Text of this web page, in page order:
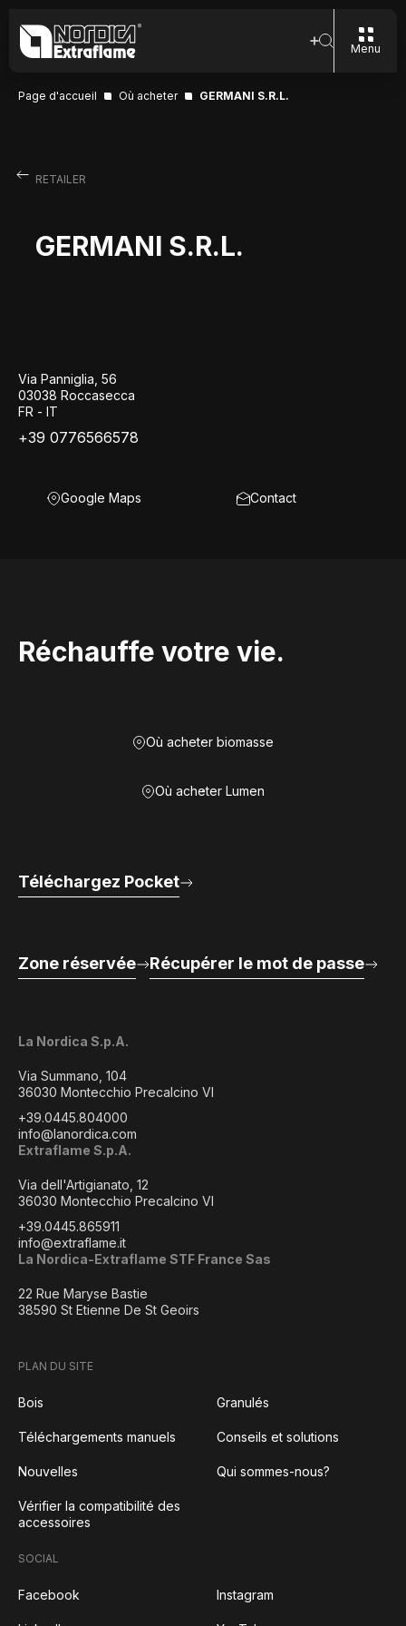
Menu
Page d'accueil Où acheter GERMANI S.R.L.
RETAILER
GERMANI S.R.L.
Via Panniglia, 56
03038 Roccasecca
FR - IT
+39 0776566578
Google Maps Contact
Réchauffe votre vie.
Où acheter biomasse
Où acheter Lumen
La Nordica S.p.A.
Via Summano, 104
36030 Montecchio Precalcino VI
+39.0445.804000
info@lanordica.com
Extraflame S.p.A.
Via dell'Artigianato, 12
36030 Montecchio Precalcino VI
+39.0445.865911
info@extraflame.it
La Nordica-Extraflame STF France Sas
22 Rue Maryse Bastie
38590 St Etienne De St Geoirs
Téléchargez Pocket
Zone réservée Récupérer le mot de passe
PLAN DU SITE
Bois Granulés
Téléchargements manuels Conseils et solutions
Nouvelles Qui sommes-nous?
Vérifier la compatibilité des
accessoires
SOCIAL
Facebook Instagram